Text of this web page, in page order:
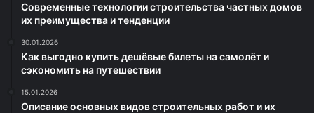
Современные технологии строительства частных домов
их преимущества и тенденции
30.01.2026
Как выгодно купить дешёвые билеты на самолёт и
сэкономить на путешествии
15.01.2026
Описание основных видов строительных работ и их